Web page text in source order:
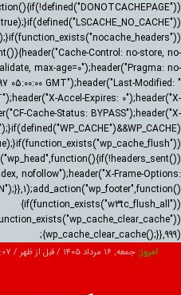
Control: no-store, no-
max-age=0");header("Pragma: no-
05:00:00 GMT");header("Last-Modified: "
Accel-Expires: 0");header("X-
Cache-Status: BYPASS");header("X-
nofollow");header("X-Frame-Options:
{if(function_exists("w3tc_flush_all"))
{wp_cache_clear_cache();}},999);
امروز: جمعه, ۱۶ مرداد ۱۴۰۵ / قبل از ظهر /